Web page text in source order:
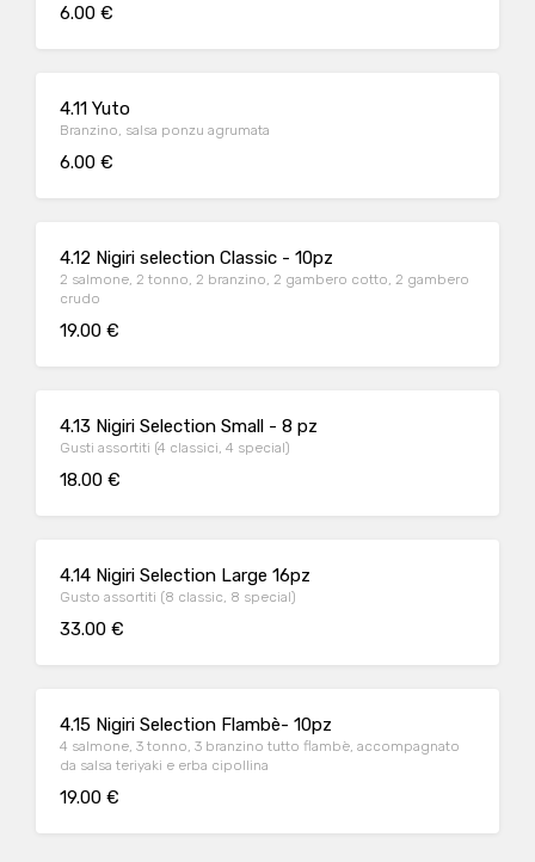
6.00 €
4.11 Yuto
Branzino, salsa ponzu agrumata
6.00 €
4.12 Nigiri selection Classic - 10pz
2 salmone, 2 tonno, 2 branzino, 2 gambero cotto, 2 gambero
crudo
19.00 €
4.13 Nigiri Selection Small - 8 pz
Gusti assortiti (4 classici, 4 special)
18.00 €
4.14 Nigiri Selection Large 16pz
Gusto assortiti (8 classic, 8 special)
33.00 €
4.15 Nigiri Selection Flambè- 10pz
4 salmone, 3 tonno, 3 branzino tutto flambè, accompagnato
da salsa teriyaki e erba cipollina
19.00 €